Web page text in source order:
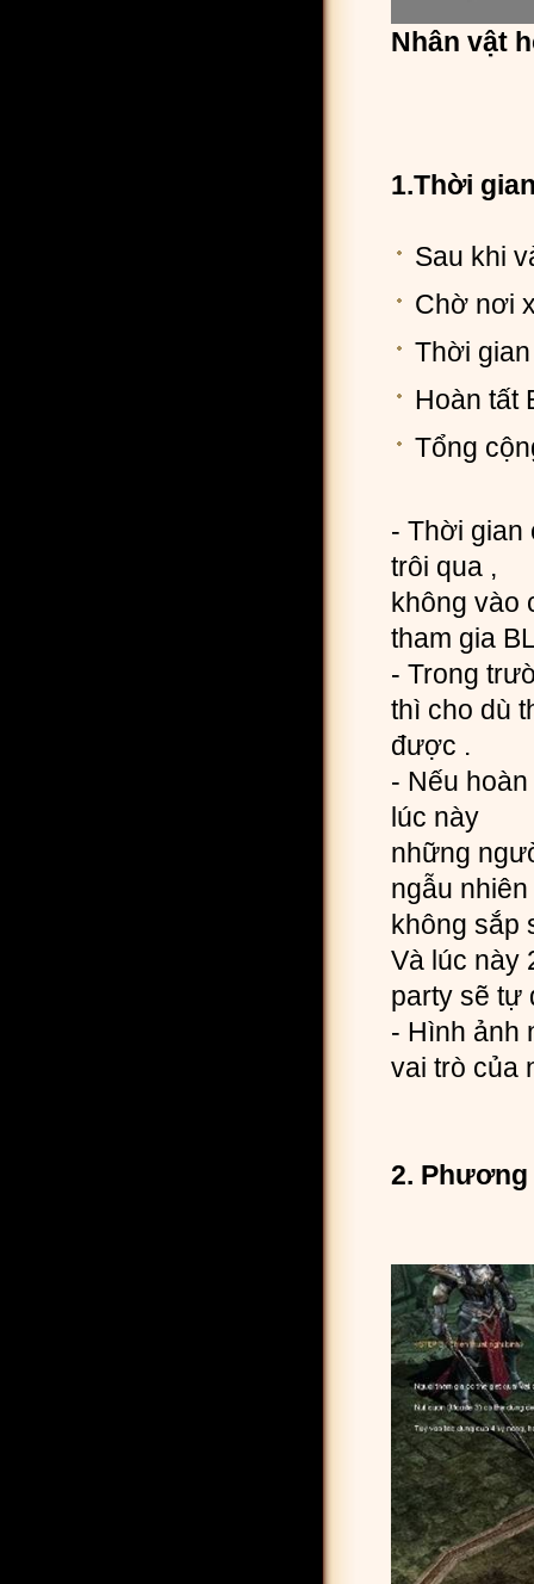
Nhân vật
1.Thời
Sau khi
Chờ nơi
Thời
Hoàn tất
Tổng
- Thời gian
trôi qua ,
không vào
tham gia
- Trong
thì cho dù
được .
- Nếu
lúc này
những
ngẫu nhiên
không sắp
Và lúc này
party sẽ tự
- Hình ảnh
vai trò của
2.